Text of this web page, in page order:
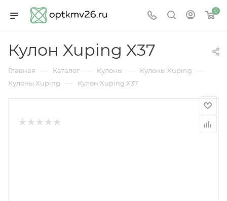
0
Кулон Xuping X37
Главная — Каталог — Кулоны — Кулоны Xuping —
Кулоны Xuping — Кулон Xuping X37